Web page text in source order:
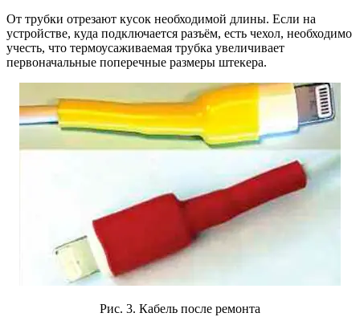
От трубки отрезают кусок необходимой длины. Если на
устройстве, куда подключается разъём, есть чехол, необходимо
учесть, что термоусаживаемая трубка увеличивает
первоначальные поперечные размеры штекера.
Рис. 3. Кабель после ремонта